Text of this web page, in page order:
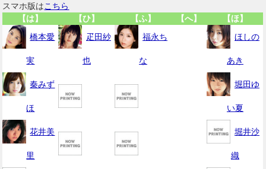
スマホ版はこちら
【は】
【ひ】 【ふ】 【へ】
【ほ】
橋本愛
実
疋田紗
也
福永ち
な
ほしの
あき
秦みず
ほ
堀田ゆ
い夏
花井美
里
堀井沙
織